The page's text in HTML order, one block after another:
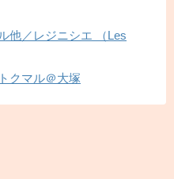
他／レジニシエ （Les
クマル＠大塚